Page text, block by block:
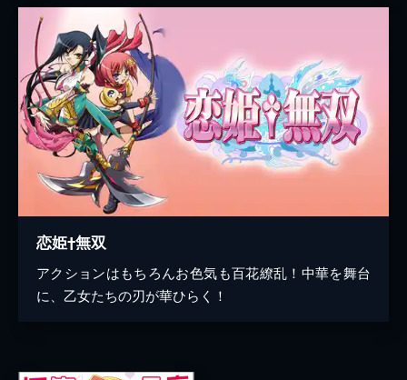
恋姫†無双
アクションはもちろんお色気も百花繚乱！中華を舞台
に、乙女たちの刃が華ひらく！